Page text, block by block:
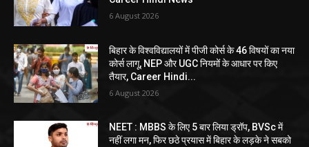
6 August 2026
बिहार के विश्वविद्यालयों में पीजी कोर्स के 46 विषयों का नया
कोर्स लागू, NEP और UGC नियमों के आधार पर किए
तैयार, Career Hindi...
6 August 2026
NEET : MBBS के लिए 5 बार लिया ड्रॉप, BVSc में
नहीं लगा मन, फिर छठे प्रयास में बिहार के लड़के ने सबको